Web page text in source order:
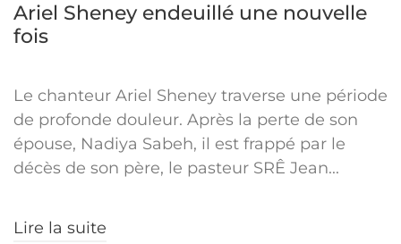
Ariel Sheney endeuillé une nouvelle
fois
Le chanteur Ariel Sheney traverse une période
de profonde douleur. Après la perte de son
épouse, Nadiya Sabeh, il est frappé par le
décès de son père, le pasteur SRÊ Jean...
Lire la suite